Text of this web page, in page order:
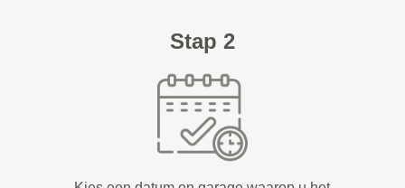
Stap 2